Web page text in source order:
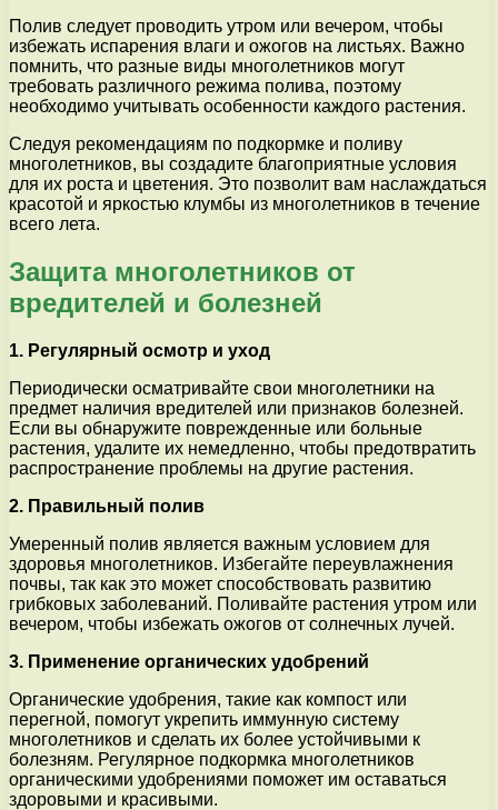
Полив следует проводить утром или вечером, чтобы
избежать испарения влаги и ожогов на листьях. Важно
помнить, что разные виды многолетников могут
требовать различного режима полива, поэтому
необходимо учитывать особенности каждого растения.
Следуя рекомендациям по подкормке и поливу
многолетников, вы создадите благоприятные условия
для их роста и цветения. Это позволит вам наслаждаться
красотой и яркостью клумбы из многолетников в течение
всего лета.
Защита многолетников от
вредителей и болезней
1. Регулярный осмотр и уход
Периодически осматривайте свои многолетники на
предмет наличия вредителей или признаков болезней.
Если вы обнаружите поврежденные или больные
растения, удалите их немедленно, чтобы предотвратить
распространение проблемы на другие растения.
2. Правильный полив
Умеренный полив является важным условием для
здоровья многолетников. Избегайте переувлажнения
почвы, так как это может способствовать развитию
грибковых заболеваний. Поливайте растения утром или
вечером, чтобы избежать ожогов от солнечных лучей.
3. Применение органических удобрений
Органические удобрения, такие как компост или
перегной, помогут укрепить иммунную систему
многолетников и сделать их более устойчивыми к
болезням. Регулярное подкормка многолетников
органическими удобрениями поможет им оставаться
здоровыми и красивыми.